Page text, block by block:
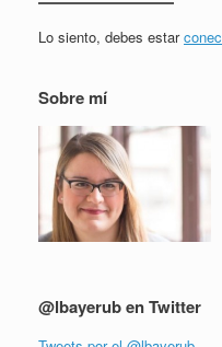
Lo siento, debes estar
Sobre mí
@lbayerub en Twitter